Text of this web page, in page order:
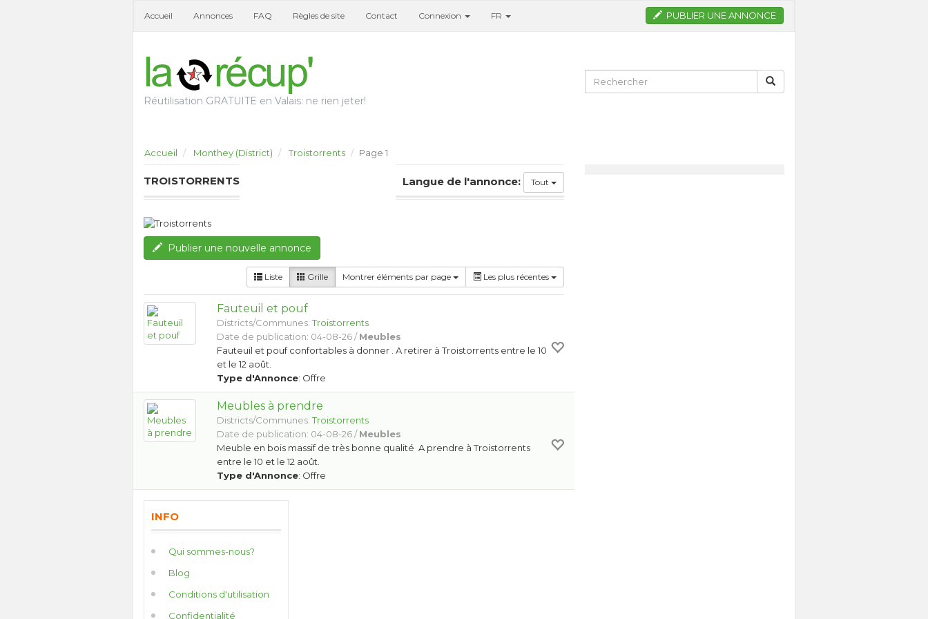
Accueil Annonces FAQ Règles de site Contact Connexion FR PUBLIER UNE ANNONCE
Réutilisation GRATUITE en Valais: ne rien jeter!
Accueil Monthey (District) Troistorrents Page 1
TROISTORRENTS Langue de l'annonce: Tout
Publier une nouvelle annonce
Liste Grille Montrer éléments par page Les plus récentes
Fauteuil et pouf
Districts/Communes:Troistorrents
Date de publication: 04-08-26 /Meubles
Fauteuil et pouf confortables à donner . A retirer à Troistorrents entre le 10
et le 12 août.
Type d'Annonce: Offre
Meubles à prendre
Districts/Communes:Troistorrents
Date de publication: 04-08-26 /Meubles
Meuble en bois massif de très bonne qualité A prendre à Troistorrents
entre le 10 et le 12 août.
Type d'Annonce: Offre
INFO
Qui sommes-nous?
Blog
Conditions d'utilisation
Confidentialité